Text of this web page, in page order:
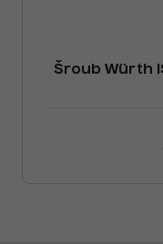
Šroub Würth